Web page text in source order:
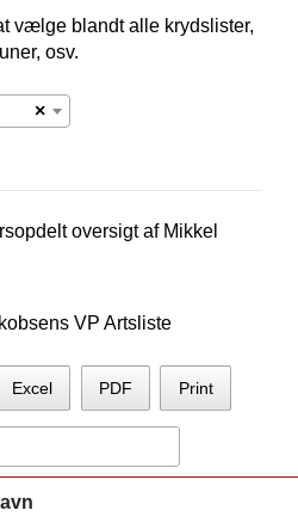
vælge blandt alle krydslister,
osv.
×
oversigt af Mikkel
VP Artsliste
Excel PDF Print